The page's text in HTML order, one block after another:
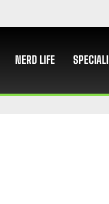
NERD LIFE SPECIALI